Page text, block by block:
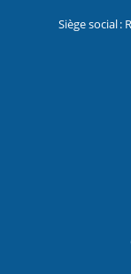
Siège social :